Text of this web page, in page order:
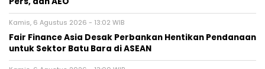
Kamis, 6 Agustus 2026 - 13:02 WIB
Fair Finance Asia Desak Perbankan Hentikan Pendanaan
untuk Sektor Batu Bara di ASEAN